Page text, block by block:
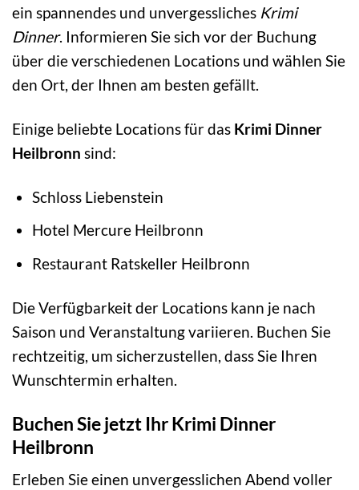
ein spannendes und unvergessliches Krimi
Dinner. Informieren Sie sich vor der Buchung
über die verschiedenen Locations und wählen Sie
den Ort, der Ihnen am besten gefällt.
Einige beliebte Locations für das Krimi Dinner
Heilbronn sind:
Schloss Liebenstein
Hotel Mercure Heilbronn
Restaurant Ratskeller Heilbronn
Die Verfügbarkeit der Locations kann je nach
Saison und Veranstaltung variieren. Buchen Sie
rechtzeitig, um sicherzustellen, dass Sie Ihren
Wunschtermin erhalten.
Buchen Sie jetzt Ihr Krimi Dinner
Heilbronn
Erleben Sie einen unvergesslichen Abend voller